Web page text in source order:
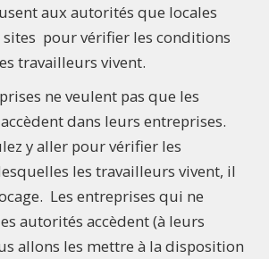
aux autorités que locales
sites pour vérifier les conditions
travailleurs vivent.
ne veulent pas que les
dans leurs entreprises.
y aller pour vérifier les
les travailleurs vivent, il
Les entreprises qui ne
autorités accèdent (à leurs
allons les mettre à la disposition